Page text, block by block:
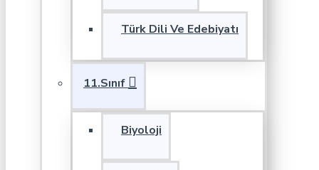
Türk Dili Ve Edebiyatı
11.Sınıf
Biyoloji